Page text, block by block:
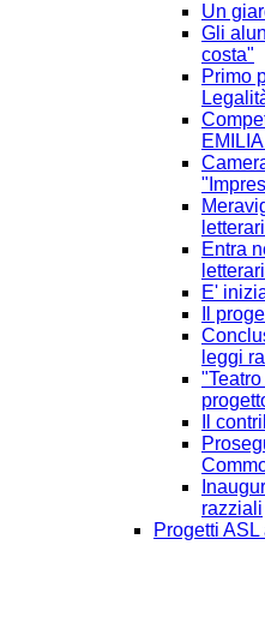
Un
Gli
costa"
Primo
Entra
E'
Il
leggi
Il
razziali
Progetti